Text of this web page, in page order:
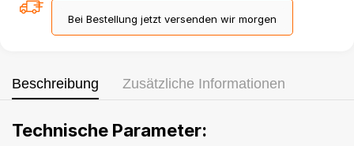
Bei Bestellung jetzt versenden wir morgen
Beschreibung Zusätzliche Informationen
Technische Parameter: